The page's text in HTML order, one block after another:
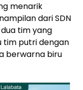
menarik
dari SDN
tim yang
tim putri dengan
berwarna biru